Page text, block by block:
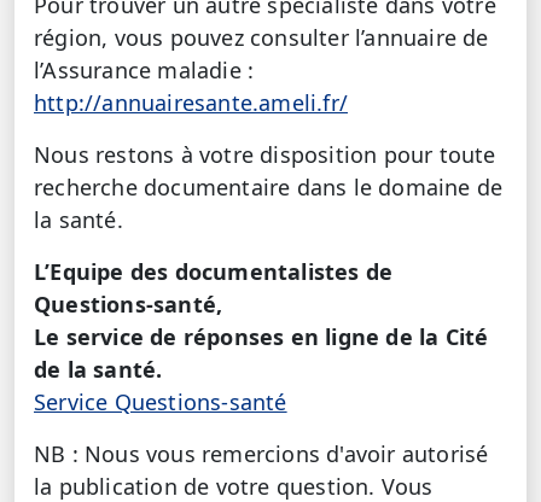
région, vous pouvez consulter l’annuaire de
l’Assurance maladie :
http://annuairesante.ameli.fr/
Nous restons à votre disposition pour toute
recherche documentaire dans le domaine de
la santé.
L’Equipe des documentalistes de
Questions-santé,
Le service de réponses en ligne de la Cité
de la santé.
Service Questions-santé
NB : Nous vous remercions d'avoir autorisé
la publication de votre question. Vous